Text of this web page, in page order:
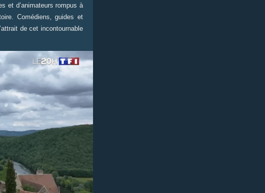
et d’animateurs rompus à
Comédiens, guides et
de cet incontournable